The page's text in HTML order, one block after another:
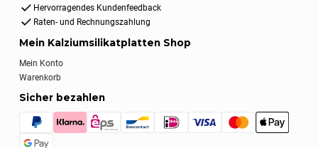
Hervorragendes Kundenfeedback
Raten- und Rechnungszahlung
Mein Kalziumsilikatplatten Shop
Mein Konto
Warenkorb
Sicher bezahlen